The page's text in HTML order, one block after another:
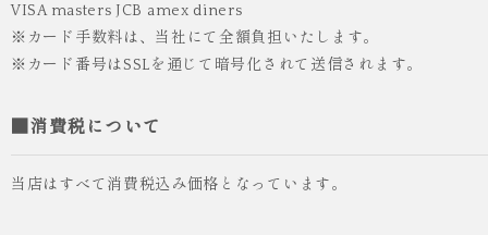
VISA masters JCB amex diners
※カード手数料は、当社にて全額負担いたします。
※カード番号はSSLを通じて暗号化されて送信されます。
■消費税について
当店はすべて消費税込み価格となっています。